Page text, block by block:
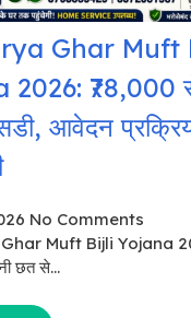
Ghar Muft
2026: ₹78,000
आवेदन
No Comments
Muft Bijli Yojana
छत से...